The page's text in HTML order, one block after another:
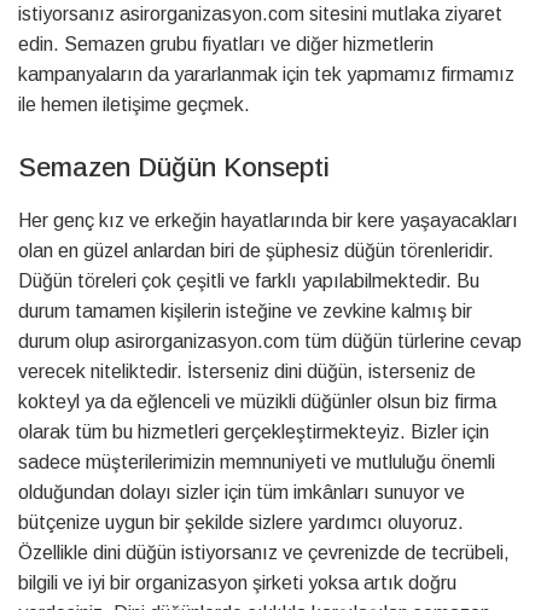
istiyorsanız asirorganizasyon.com sitesini mutlaka ziyaret
edin. Semazen grubu fiyatları ve diğer hizmetlerin
kampanyaların da yararlanmak için tek yapmamız firmamız
ile hemen iletişime geçmek.
Semazen Düğün Konsepti
Her genç kız ve erkeğin hayatlarında bir kere yaşayacakları
olan en güzel anlardan biri de şüphesiz düğün törenleridir.
Düğün töreleri çok çeşitli ve farklı yapılabilmektedir. Bu
durum tamamen kişilerin isteğine ve zevkine kalmış bir
durum olup asirorganizasyon.com tüm düğün türlerine cevap
verecek niteliktedir. İsterseniz dini düğün, isterseniz de
kokteyl ya da eğlenceli ve müzikli düğünler olsun biz firma
olarak tüm bu hizmetleri gerçekleştirmekteyiz. Bizler için
sadece müşterilerimizin memnuniyeti ve mutluluğu önemli
olduğundan dolayı sizler için tüm imkânları sunuyor ve
bütçenize uygun bir şekilde sizlere yardımcı oluyoruz.
Özellikle dini düğün istiyorsanız ve çevrenizde de tecrübeli,
bilgili ve iyi bir organizasyon şirketi yoksa artık doğru